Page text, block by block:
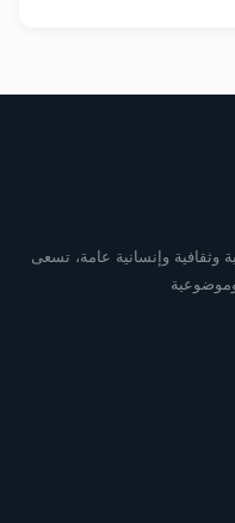
وثقافية وإنسانية عامة، تسعى
وموضوعية